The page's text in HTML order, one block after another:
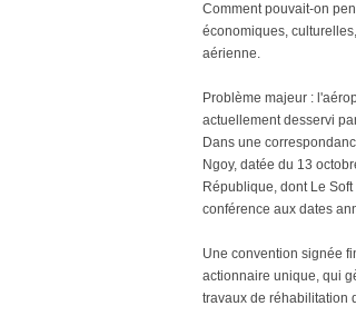
Comment pouvait-on
économiques,
aérienne.
Problème majeur :
actuellement desservi
Dans une
Ngoy, datée du 13
République, dont Le
conférence aux dates
Une convention signée
actionnaire unique, qui
travaux de réhabilitation